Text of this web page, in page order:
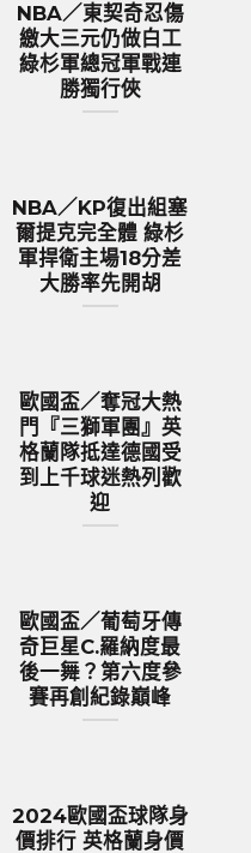
NBA／東契奇忍傷
繳大三元仍做白工
綠杉軍總冠軍戰連
勝獨行俠
NBA／KP復出組塞
爾提克完全體 綠杉
軍捍衛主場18分差
大勝率先開胡
歐國盃／奪冠大熱
門『三獅軍團』英
格蘭隊抵達德國受
到上千球迷熱列歡
迎
歐國盃／葡萄牙傳
奇巨星C.羅納度最
後一舞？第六度參
賽再創紀錄巔峰
2024歐國盃球隊身
價排行 英格蘭身價